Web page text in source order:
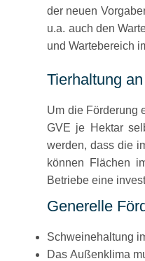
der neuen
u.a. auch den
und Wartebereich
Tierhaltung
Um die Förderung
GVE je Hektar
werden, dass die
können Flächen
Betriebe eine
Generelle
Schweinehaltung
Das Außenklima